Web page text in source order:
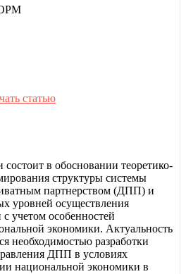
статью
состоит в обосновании теоретико-
структуры системы
партнерством (ДПП) и
уровней осуществления
учетом особенностей
экономики. Актуальность
необходимостью разработки
ДПП в условиях
национальной экономики в